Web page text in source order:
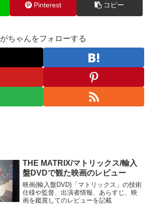
Pinterest コピー
がちゃんをフォローする
THE MATRIX/マトリックス/輸入
盤DVDで観た映画のレビュー
映画(輸入盤DVD)「マトリックス」の技術
仕様や監督、出演者情報、あらすじ、映
画を鑑賞してのレビューを記載